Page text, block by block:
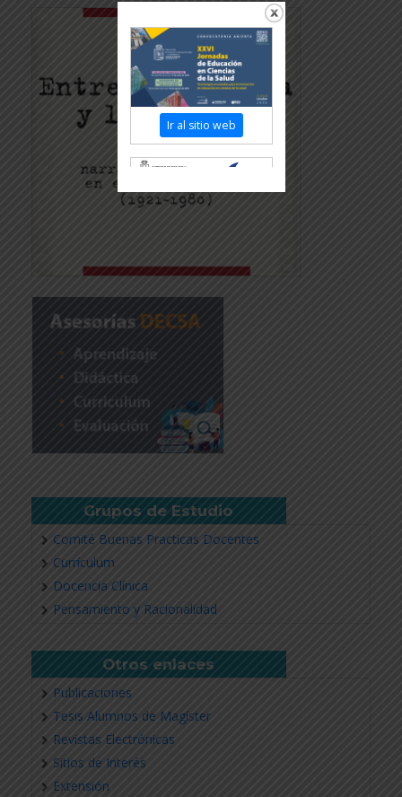
Grupos de Estudio
Comité Buenas Practicas Docentes
Currículum
Docencia Clínica
Pensamiento y Racionalidad
Otros enlaces
Publicaciones
Tesis Alumnos de Magíster
Revistas Electrónicas
Sitios de Interés
Extensión
Ir al sitio web